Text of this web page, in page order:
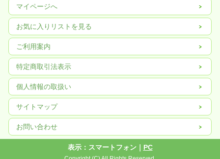
マイページへ
お気に入りリストを見る
ご利用案内
特定商取引法表示
個人情報の取扱い
サイトマップ
お問い合わせ
表示：スマートフォン｜ PC